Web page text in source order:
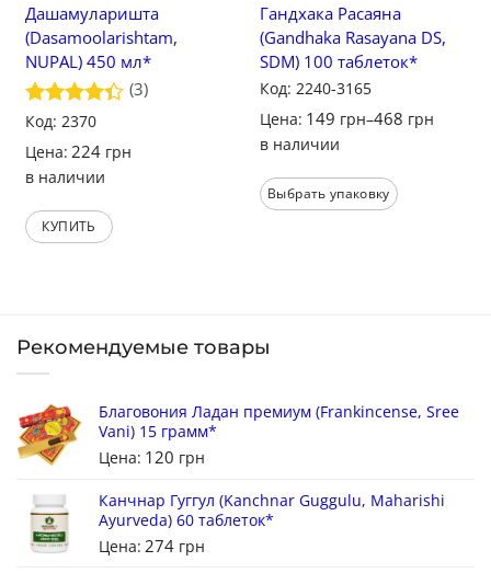
Дашамуларишта
(Dasamoolarishtam,
NUPAL) 450 мл*
Оценка
(3)
Код: 2370
Цена: 224 грн
в наличии
КУПИТЬ
Гандхака Расаяна
(Gandhaka Rasayana DS,
SDM) 100 таблеток*
Код: 2240-3165
Цена: 149 грн–468 грн
в наличии
Выбрать упаковку
Рекомендуемые товары
Благовония Ладан премиум (Frankincense, Sree
Vani) 15 грамм*
Цена: 120 грн
Канчнар Гуггул (Kanchnar Guggulu, Maharishi
Ayurveda) 60 таблеток*
Цена: 274 грн